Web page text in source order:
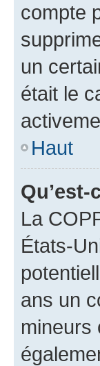
compte
un
était le
Haut
Qu’est-
La
États-
ans un
mineurs